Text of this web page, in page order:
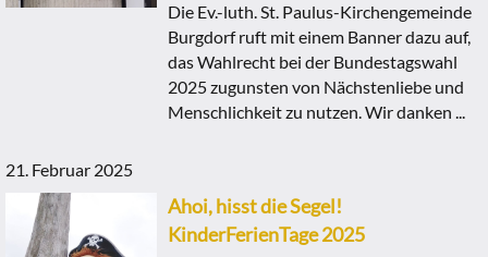
Die Ev.-luth. St. Paulus-Kirchengemeinde
Burgdorf ruft mit einem Banner dazu auf,
das Wahlrecht bei der Bundestagswahl
2025 zugunsten von Nächstenliebe und
Menschlichkeit zu nutzen. Wir danken ...
21. Februar 2025
Ahoi, hisst die Segel!
KinderFerienTage 2025